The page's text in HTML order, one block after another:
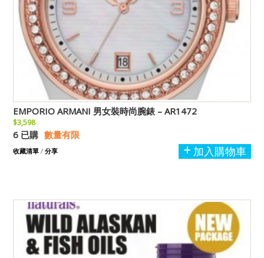
EMPORIO ARMANI 男女裝時尚腕錶 – AR1472
$3,598
6 已購 數量有限
加入購物車
收藏清單 / 分享